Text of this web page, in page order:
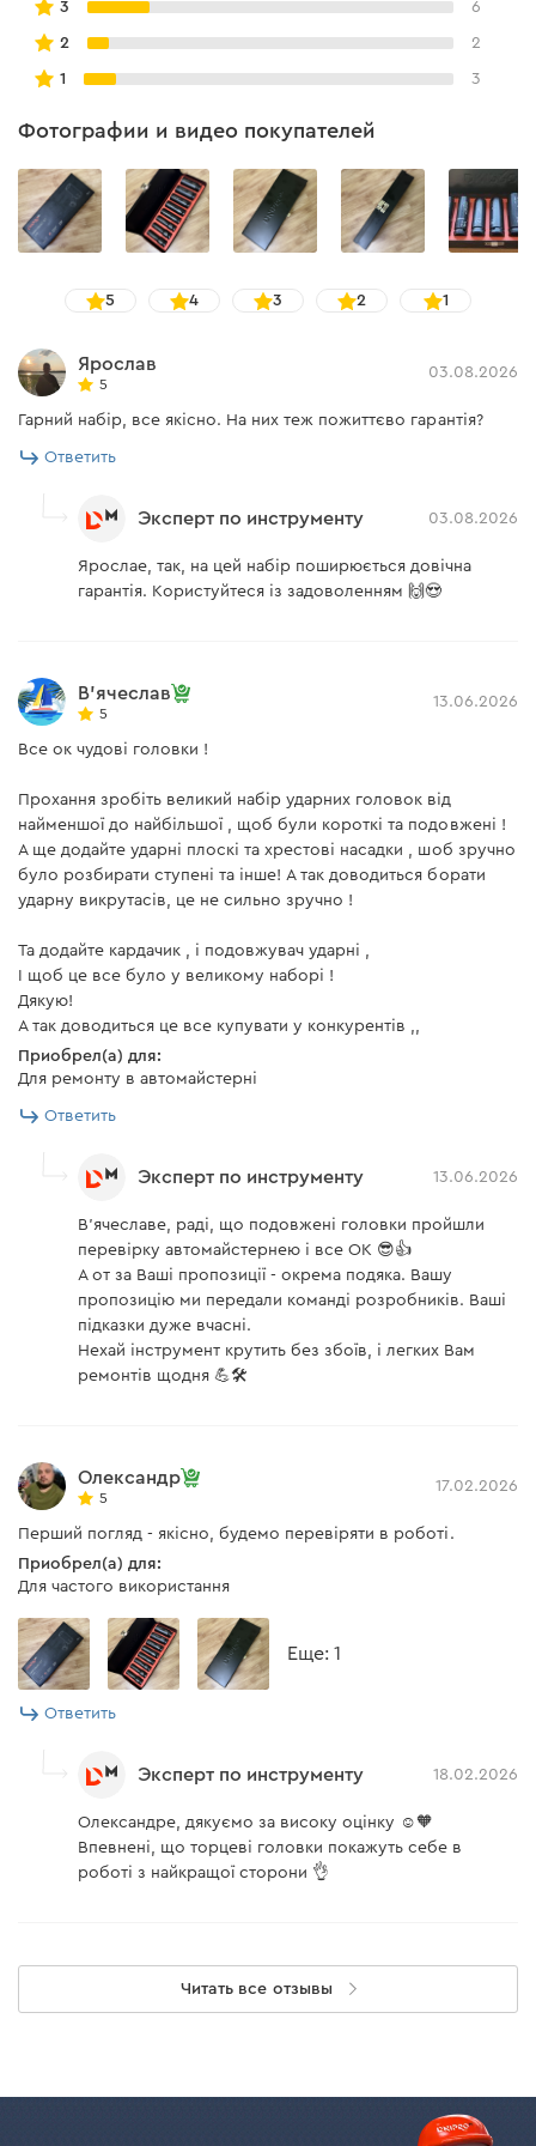
3 6
2 2
1 3
Фотографии и видео покупателей
5 4 3 2 1
Ярослав
5
03.08.2026
Гарний набір, все якісно. На них теж пожиттєво гарантія?
Ответить
Эксперт по инструменту 03.08.2026
Ярослае, так, на цей набір поширюється довічна
гарантія. Користуйтеся із задоволенням 🙌😍
В'ячеслав
5
13.06.2026
Все ок чудові головки !
Прохання зробіть великий набір ударних головок від
найменшої до найбільшої , щоб були короткі та подовжені !
А ще додайте ударні плоскі та хрестові насадки , шоб зручно
було розбирати ступені та інше! А так доводиться борати
ударну викрутасів, це не сильно зручно !
Та додайте кардачик , і подовжувач ударні ,
І щоб це все було у великому наборі !
Дякую!
А так доводиться це все купувати у конкурентів ,,
Приобрел(а) для:
Для ремонту в автомайстерні
Ответить
Эксперт по инструменту 13.06.2026
В’ячеславе, раді, що подовжені головки пройшли
перевірку автомайстернею і все ОК 😎👍
А от за Ваші пропозиції - окрема подяка. Вашу
пропозицію ми передали команді розробників. Ваші
підказки дуже вчасні.
Нехай інструмент крутить без збоїв, і легких Вам
ремонтів щодня 💪🛠️
Олександр
5
17.02.2026
Перший погляд - якісно, будемо перевіряти в роботі.
Приобрел(а) для:
Для частого використання
Eще: 1
Ответить
Эксперт по инструменту 18.02.2026
Олександре, дякуємо за високу оцінку ☺️🧡
Впевнені, що торцеві головки покажуть себе в
роботі з найкращої сторони 👌
Читать все отзывы